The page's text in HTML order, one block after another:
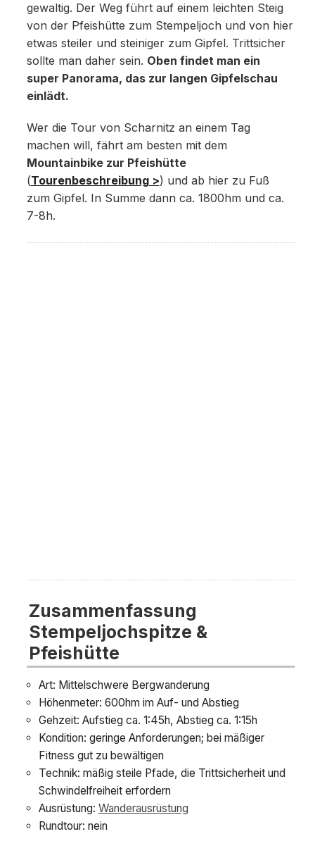
gewaltig. Der Weg führt auf einem leichten Steig
von der Pfeishütte zum Stempeljoch und von hier
etwas steiler und steiniger zum Gipfel. Trittsicher
sollte man daher sein. Oben findet man ein
super Panorama, das zur langen Gipfelschau
einlädt.
Wer die Tour von Scharnitz an einem Tag
machen will, fährt am besten mit dem
Mountainbike zur Pfeishütte
(Tourenbeschreibung >) und ab hier zu Fuß
zum Gipfel. In Summe dann ca. 1800hm und ca.
7-8h.
Zusammenfassung
Stempeljochspitze &
Pfeishütte
Art: Mittelschwere Bergwanderung
Höhenmeter: 600hm im Auf- und Abstieg
Gehzeit: Aufstieg ca. 1:45h, Abstieg ca. 1:15h
Kondition: geringe Anforderungen; bei mäßiger
Fitness gut zu bewältigen
Technik: mäßig steile Pfade, die Trittsicherheit und
Schwindelfreiheit erfordern
Ausrüstung: Wanderausrüstung
Rundtour: nein